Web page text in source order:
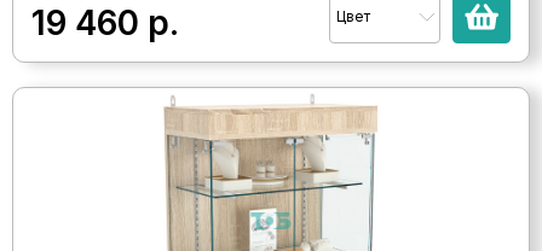
19 460 р. Цвет